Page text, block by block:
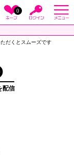
0
だくとスムーズです
配信